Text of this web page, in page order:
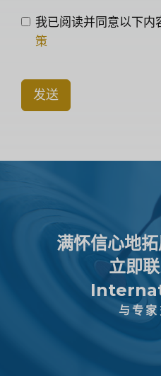
我已阅读并同意以下内
策
发送
满怀信心地拓
立即
与专家